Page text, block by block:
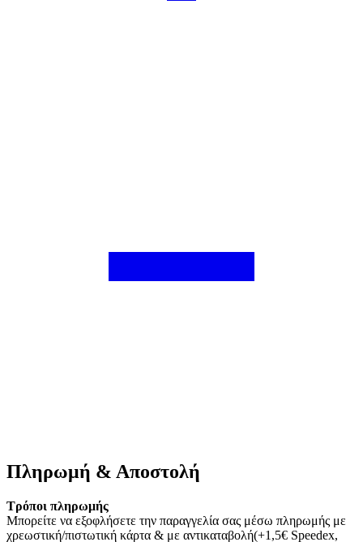
Πληρωμή & Αποστολή
Τρόποι πληρωμής
Μπορείτε να εξοφλήσετε την παραγγελία σας μέσω πληρωμής με
χρεωστική/πιστωτική κάρτα & με αντικαταβολή(+1,5€ Speedex,